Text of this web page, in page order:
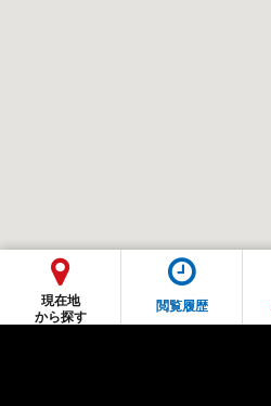
現在地
から探す
閲覧履歴